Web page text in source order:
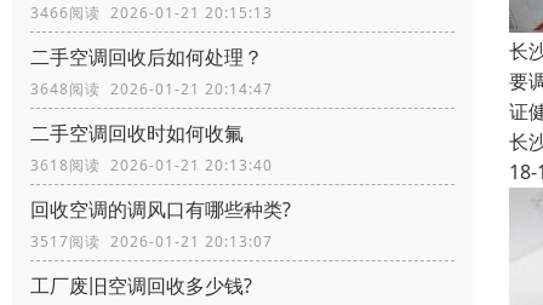
3466阅读 2026-01-21 20:15:13
二手空调回收后如何处理？
3648阅读 2026-01-21 20:14:47
二手空调回收时如何收氟
3618阅读 2026-01-21 20:13:40
回收空调的调风口有哪些种类?
3517阅读 2026-01-21 20:13:07
工厂废旧空调回收多少钱?
长
要
证
长
18-